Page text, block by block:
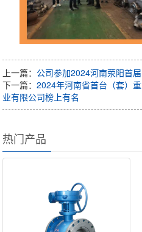
上一篇： 公司参加2024河南荥阳首
下一篇：2024年河南省首台（套）
业有限公司榜上有名
热门产品